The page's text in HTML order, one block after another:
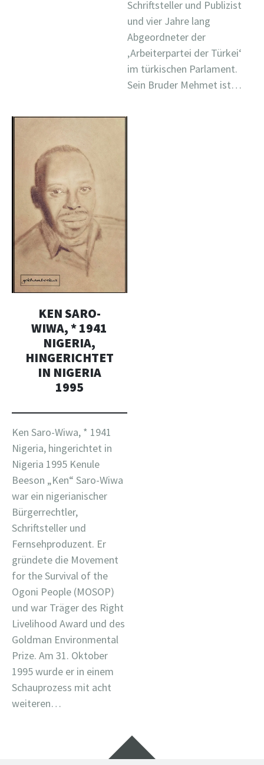
Schriftsteller und Publizist
und vier Jahre lang
Abgeordneter der
‚Arbeiterpartei der Türkei‘
im türkischen Parlament.
Sein Bruder Mehmet ist…
KEN SARO-
WIWA, * 1941
NIGERIA,
HINGERICHTET
IN NIGERIA
1995
Ken Saro-Wiwa, * 1941
Nigeria, hingerichtet in
Nigeria 1995 Kenule
Beeson „Ken“ Saro-Wiwa
war ein nigerianischer
Bürgerrechtler,
Schriftsteller und
Fernsehproduzent. Er
gründete die Movement
for the Survival of the
Ogoni People (MOSOP)
und war Träger des Right
Livelihood Award und des
Goldman Environmental
Prize. Am 31. Oktober
1995 wurde er in einem
Schauprozess mit acht
weiteren…
Widgets